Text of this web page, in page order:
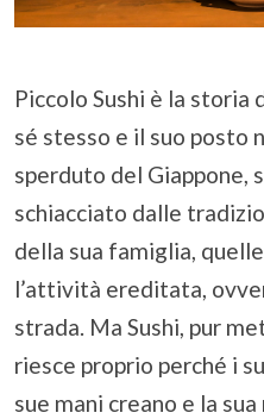
Piccolo Sushi è la storia
sé stesso e il suo posto
sperduto del Giappone,
schiacciato dalle
della sua famiglia,
l’attività ereditata,
strada. Ma Sushi, pur
riesce proprio perché i
sue mani creano e la